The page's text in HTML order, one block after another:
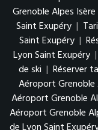
Grenoble Alpes Isère
Saint Exupéry |
Saint Exupéry |
Lyon Saint Exupéry |
de ski | Réserver
Aéroport Grenoble
Aéroport Grenoble
Aéroport Grenoble